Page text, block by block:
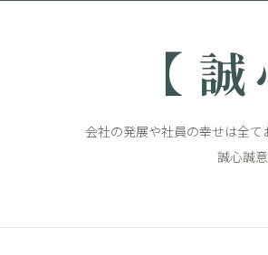
誠
会社の発展や社員の幸せは全
誠心誠